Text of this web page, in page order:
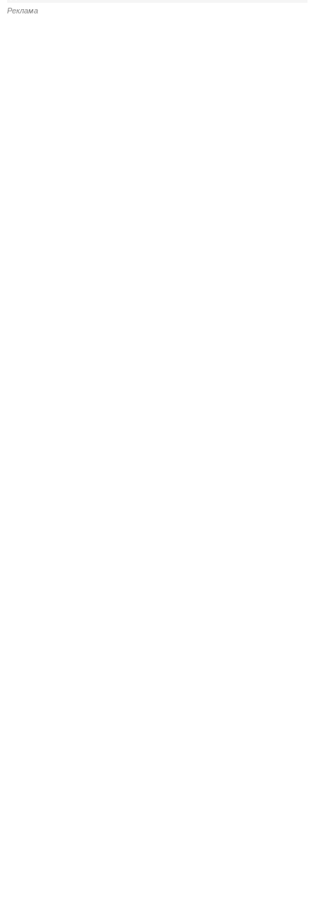
Реклама